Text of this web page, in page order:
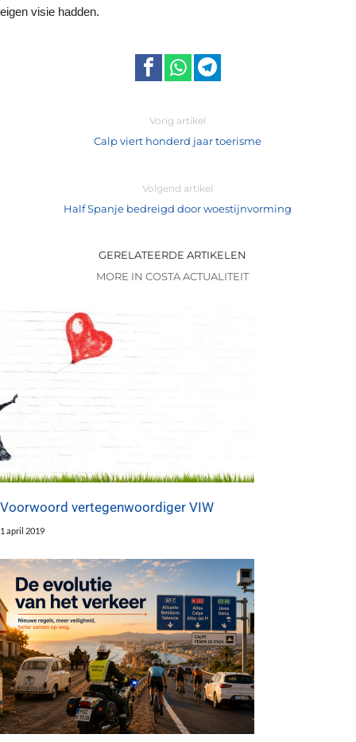
eigen visie hadden.
Vorig artikel
Calp viert honderd jaar toerisme
Volgend artikel
Half Spanje bedreigd door woestijnvorming
GERELATEERDE ARTIKELEN
MORE IN COSTA ACTUALITEIT
Voorwoord vertegenwoordiger VIW
1 april 2019